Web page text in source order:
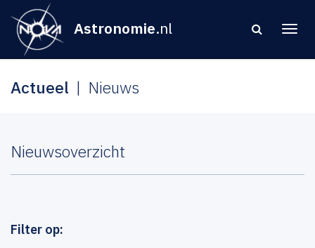
Astronomie.nl
Actueel Nieuws
Nieuwsoverzicht
Filter op: